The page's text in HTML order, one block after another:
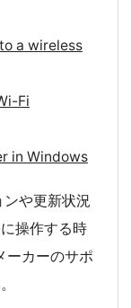
a wireless
Fi
in Windows
や更新状況
操作する時
ーカーのサポ